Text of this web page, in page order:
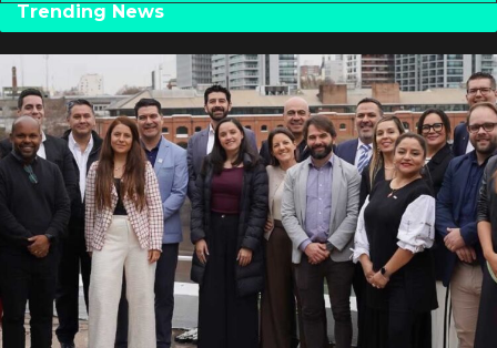
Trending News